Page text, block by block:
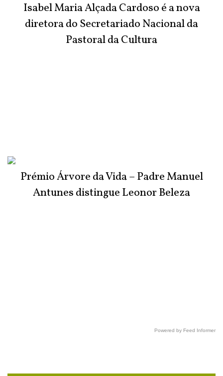
Isabel Maria Alçada Cardoso é a nova
diretora do Secretariado Nacional da
Pastoral da Cultura
Prémio Árvore da Vida – Padre Manuel
Antunes distingue Leonor Beleza
Powered by Feed Informer